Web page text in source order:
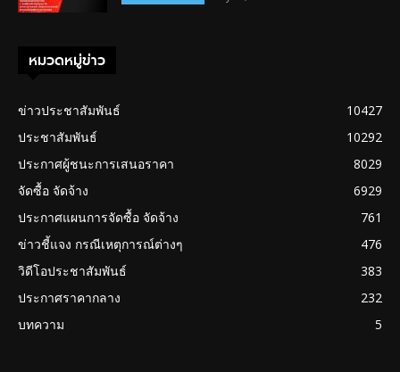
หมวดหมู่ข่าว
ข่าวประชาสัมพันธ์
10427
ประชาสัมพันธ์
10292
ประกาศผู้ชนะการเสนอราคา
8029
จัดซื้อ จัดจ้าง
6929
ประกาศแผนการจัดซื้อ จัดจ้าง
761
ข่าวชี้แจง กรณีเหตุการณ์ต่างๆ
476
วิดีโอประชาสัมพันธ์
383
ประกาศราคากลาง
232
บทความ
5